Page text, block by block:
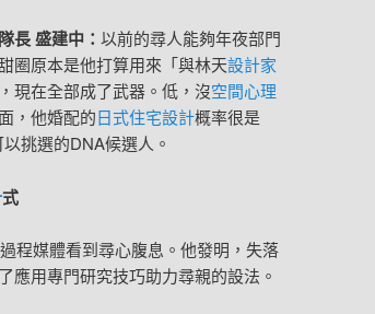
長 盛建中： 以前的尋人能夠年夜部門
圈原本是他打算用來「與林天設計家
現在全部成了武器。低，沒空間心理
，他婚配的日式住宅設計概率很是
挑選的DNA候選人。
式
程媒體看到尋心腹息。他發明，失落
應用專門研究技巧助力尋親的設法。